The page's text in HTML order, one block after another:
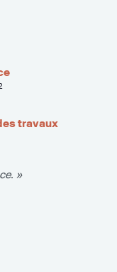
travaux
»